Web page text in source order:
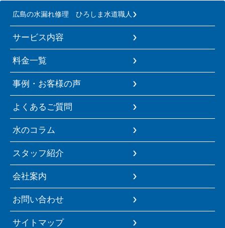
広島の水漏れ修理 ひろしま水道職人
サービス内容
料金一覧
事例・お客様の声
よくあるご質問
水のコラム
スタッフ紹介
会社案内
お問い合わせ
サイトマップ